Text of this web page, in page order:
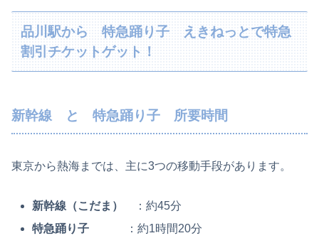
品川駅から 特急踊り子 えきねっとで特急
割引チケットゲット！
新幹線 と 特急踊り子 所要時間
東京から熱海までは、主に3つの移動手段があります。
新幹線（こだま）
：約45分
特急踊り子 ：約1時間20分